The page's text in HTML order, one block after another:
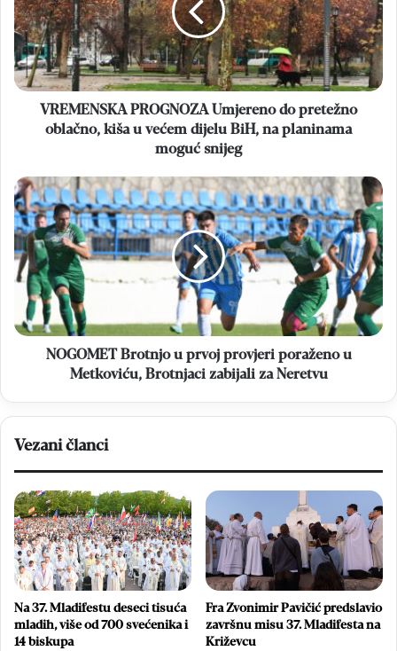
pretežno
oblačno,
kiša
u
većem
dijelu
moguć
snijeg
VREMENSKA PROGNOZA Umjereno do pretežno
oblačno, kiša u većem dijelu BiH, na planinama
moguć snijeg
NOGOMET
Brotnjo
u
prvoj
provjeri
poraženo
Metkoviću,
Brotnjaci
zabijaliNOGOMET Brotnjo u prvoj provjeri poraženo u
Metkoviću, Brotnjaci zabijali za Neretvu
Vezani članci
Na 37. Mladifestu deseci tisuća
mladih, više od 700 svećenika i
14 biskupa
Fra Zvonimir Pavičić predslavio
završnu misu 37. Mladifesta na
Križevcu